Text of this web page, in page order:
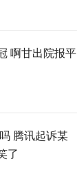
啊甘出院报平
腾讯起诉某
了